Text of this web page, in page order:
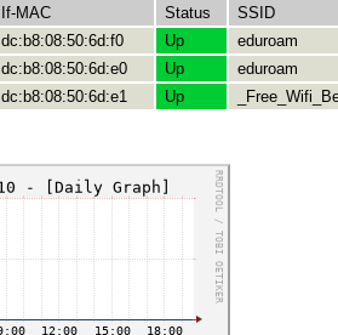
If-MAC Status SSID
dc:b8:08:50:6d:f0 Up
eduroam
dc:b8:08:50:6d:e0 Up
eduroam
dc:b8:08:50:6d:e1 Up